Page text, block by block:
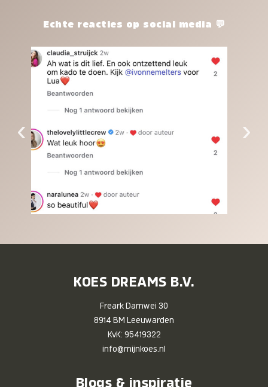
het waard.Echte reacties op social media 💬
‹ ›
KOES DREAMS B.V.
Freark Damwei 30
8914 BM Leeuwarden
KvK: 95419322
info@mijnkoes.nl
Blogs & inspiratie